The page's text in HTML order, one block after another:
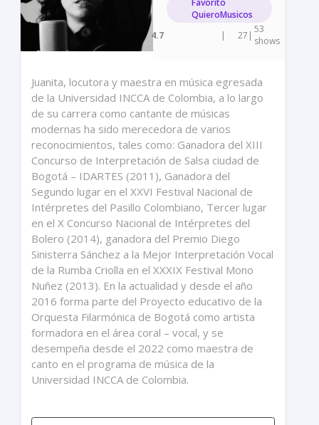
Favorito
QuieroMusicos
4.7
| 27 | 53
shows
Juanita, locutora y maestra en música egresada
de la Universidad INCCA de Colombia, a lo largo
de su carrera como cantante de músicas
modernas ha sido merecedora de varios
reconocimientos, tales como: Ganadora del XIII
Concurso de Interpretación de Salsa ciudad de
Bogotá – IDARTES (2011), Ganadora del
Segundo lugar en el XXVI Festival Nacional de
Intérpretes del Pasillo Colombiano, Tercer lugar
en el X Concurso Nacional de Intérpretes del
Bolero (2014), ganadora del Premio Diego
Sinisterra Sánchez a la Mejor Interpretación Vocal
de la Rumba Criolla en el XXXIX Festival Mono
Nuñez (2013). En la actualidad y desde el año
2016 forma parte del Proyecto educativo de la
Orquesta Filarmónica de Bogotá como artista
formadora en el área coral – vocal, y se
desempeña desde el 2022 como maestra de
canto en el programa de música de la
Universidad INCCA de Colombia.